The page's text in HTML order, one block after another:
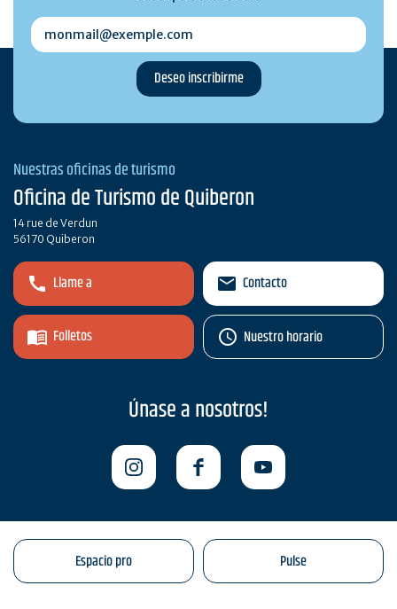
monmail@exemple.com
Nuestras oficinas de turismo
Oficina de Turismo de Quiberon
14 rue de Verdun
56170 Quiberon
Llame a
Folletos
Contacto
Nuestro horario
Únase a nosotros!
Espacio pro Pulse